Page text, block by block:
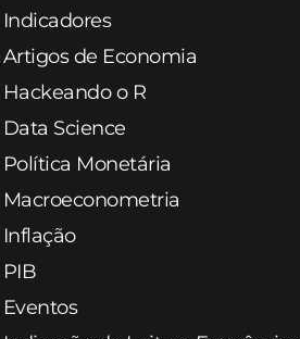
Indicadores
Artigos de Economia
Hackeando o R
Data Science
Política Monetária
Macroeconometria
Inflação
PIB
Eventos